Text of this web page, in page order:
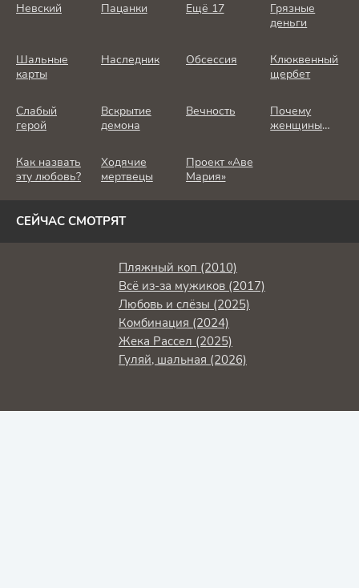
Невский Пацанки Ещё 17
Грязные
деньги
Шальные
карты
Наследник Обсессия
Клюквенный
щербет
Слабый
герой
Вскрытие
демона
Вечность
Почему
женщины
Как назвать
эту любовь?
Ходячие
мертвецы
Проект «Аве
Мария»
СЕЙЧАС СМОТРЯТ
Пляжный коп (2010)
Всё из-за мужиков (2017)
Любовь и слёзы (2025)
Комбинация (2024)
Жека Рассел (2025)
Гуляй, шальная (2026)